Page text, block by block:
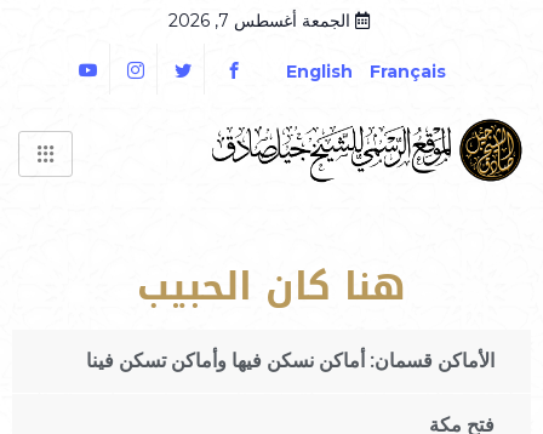
الجمعة أغسطس 7, 2026
Français
English
هنا كان الحبيب
الأماكن قسمان: أماكن نسكن فيها وأماكن تسكن فينا
فتح مكة